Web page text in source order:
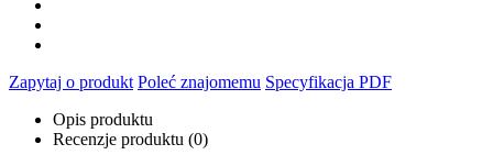
Zapytaj o produkt Poleć znajomemu Specyfikacja PDF
Opis produktu
Recenzje produktu (0)